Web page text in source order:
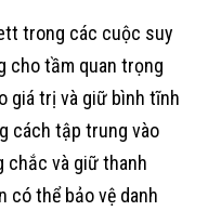
trong các cuộc suy
cho tầm quan trọng
giá trị và giữ bình tĩnh
cách tập trung vào
chắc và giữ thanh
có thể bảo vệ danh